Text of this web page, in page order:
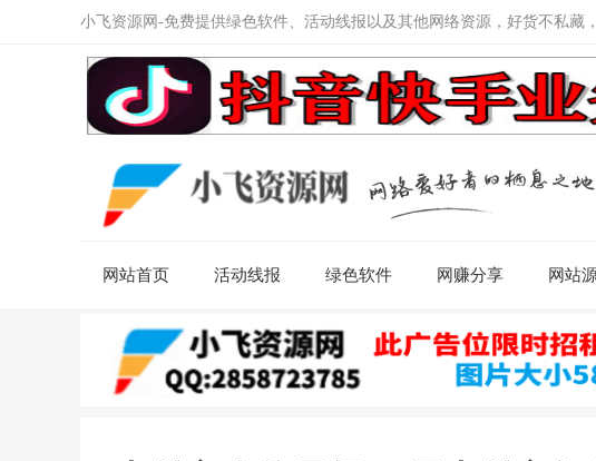
小飞资源网-免费提供绿色软件、活动线报以及其他网络资源，好货不私藏
网站首页 活动线报 绿色软件 网赚分享 网站